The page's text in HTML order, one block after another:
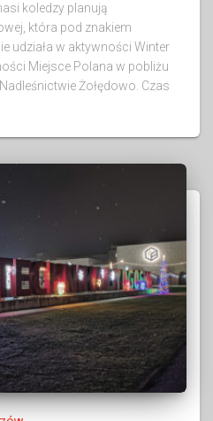
koledzy planują
która pod znakiem
udziała w aktywności Winter
Miejsce Polana w pobliżu
Żołędowo. Czas